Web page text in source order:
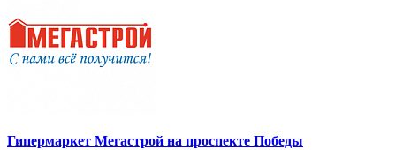
Гипермаркет Мегастрой на проспекте Победы